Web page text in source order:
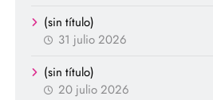
(sin título)
31 julio 2026
(sin título)
20 julio 2026